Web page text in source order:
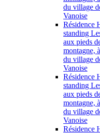
du village
Vanoise
Résidence
standing
aux pieds
montagne,
du village
Vanoise
Résidence
standing
aux pieds
montagne,
du village
Vanoise
Résidence